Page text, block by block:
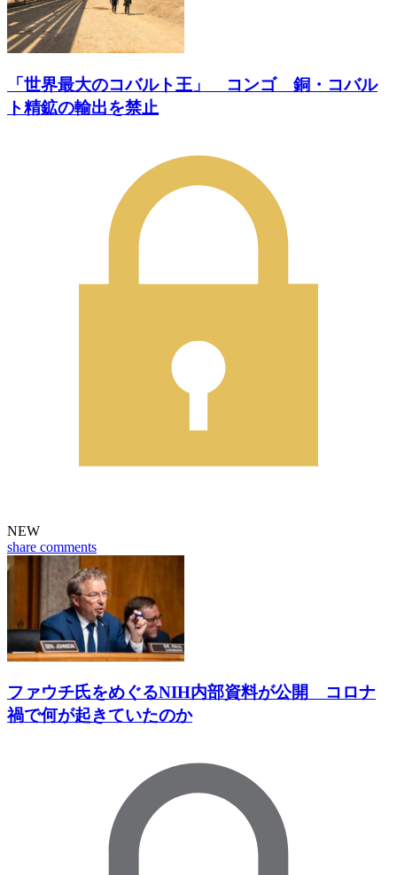
「世界最大のコバルト王」 コンゴ 銅・コバル
ト精鉱の輸出を禁止
NEW
share comments
ファウチ氏をめぐるNIH内部資料が公開 コロナ
禍で何が起きていたのか